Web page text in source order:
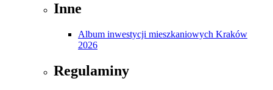
Inne
Album inwestycji mieszkaniowych Kraków
2026
Regulaminy